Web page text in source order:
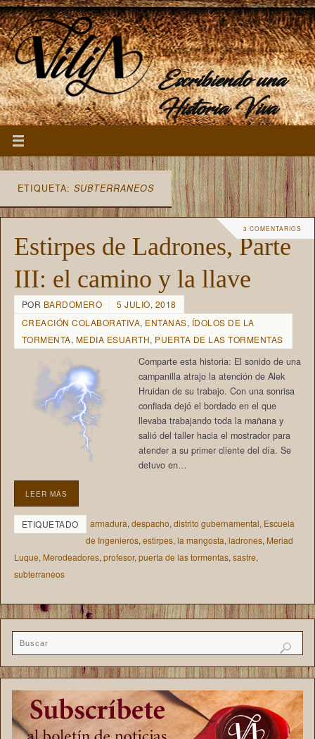
Escribiendo una
Historia Viva
ETIQUETA: SUBTERRANEOS
3 COMENTARIOS
Estirpes de Ladrones, Parte
III: el camino y la llave
POR BARDOMERO
5 JULIO, 2018
CREACIÓN COLABORATIVA, ENTANAS, ÍDOLOS DE LA
TORMENTA, MEDIA ESUARTH, PUERTA DE LAS TORMENTAS
Comparte esta historia: El sonido de una
campanilla atrajo la atención de Alek
Hruidan de su trabajo. Con una sonrisa
confiada dejó el bordado en el que
llevaba trabajando toda la mañana y
salió del taller hacia el mostrador para
atender a su primer cliente del día. Se
detuvo en…
LEER MÁS
ETIQUETADO armadura, despacho, distrito gubernamental, Escuela
de Ingenieros, estirpes, la mangosta, ladrones, Meriad
Luque, Merodeadores, profesor, puerta de las tormentas, sastre,
subterraneos